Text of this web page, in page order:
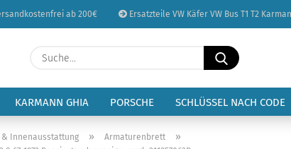
ab 200€ Ersatzteile VW Käfer VW Bus T1 T2
Sprache auswählen
Lieferland
Suche...
KARMANN GHIA PORSCHE SCHLÜSSEL NACH CODE
& Innenausstattung » Armaturenbrett »